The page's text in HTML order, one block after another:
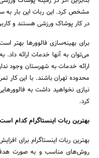
مشخص کرد. این ربات این بار به
در کار پوشاک ورزشی هستند و
برای بهینه‌سازی فالوورها بهتر
می‌توان به آنها خدمات ارائه
ارائه خدمات به شهرستان وجود
محدوده تهران باشند. با این کار
نیازی نخواهید داشت به
کرد.
بهترین ربات اینستاگرام کدام
بهترین ربات اینستاگرام برای
روش‌های مناسب و به صورت